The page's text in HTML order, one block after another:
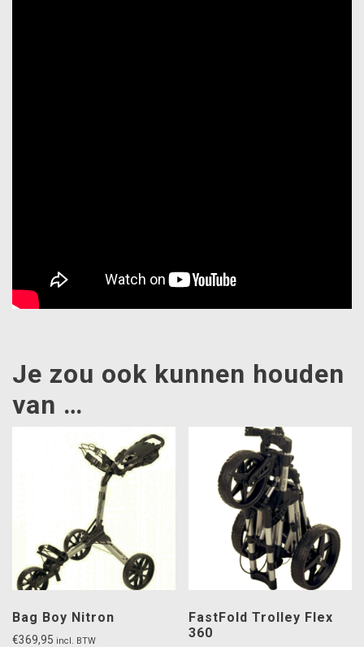
Je zou ook kunnen houden
van …
Bag Boy Nitron
€369,95 incl. BTW
FastFold Trolley Flex
360